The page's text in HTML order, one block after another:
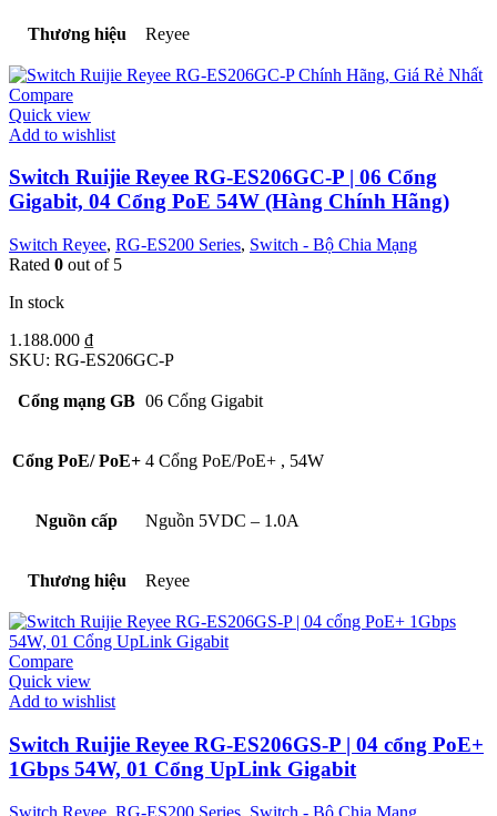
Thương hiệu Reyee
Compare
Quick view
Add to wishlist
Switch Ruijie Reyee RG-ES206GC-P | 06 Cổng
Gigabit, 04 Cổng PoE 54W (Hàng Chính Hãng)
Switch Reyee, RG-ES200 Series, Switch - Bộ Chia Mạng
Rated 0 out of 5
In stock
1.188.000 ₫
SKU: RG-ES206GC-P
Cổng mạng GB 06 Cổng Gigabit
Cổng PoE/ PoE+ 4 Cổng PoE/PoE+ , 54W
Nguồn cấp Nguồn 5VDC – 1.0A
Thương hiệu Reyee
Compare
Quick view
Add to wishlist
Switch Ruijie Reyee RG-ES206GS-P | 04 cổng PoE+
1Gbps 54W, 01 Cổng UpLink Gigabit
Switch Reyee, RG-ES200 Series, Switch - Bộ Chia Mạng